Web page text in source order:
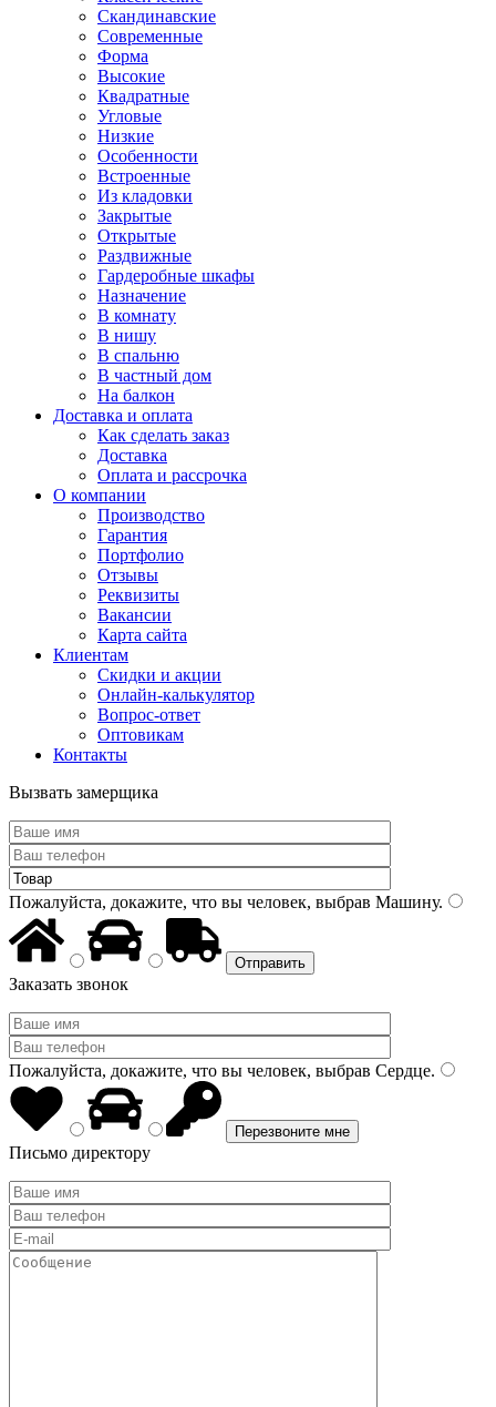
Скандинавские
Современные
Форма
Высокие
Квадратные
Угловые
Низкие
Особенности
Встроенные
Из кладовки
Закрытые
Открытые
Раздвижные
Гардеробные шкафы
Назначение
В комнату
В нишу
В спальню
В частный дом
На балкон
Доставка и оплата
Как сделать заказ
Доставка
Оплата и рассрочка
О компании
Производство
Гарантия
Портфолио
Отзывы
Реквизиты
Вакансии
Карта сайта
Клиентам
Скидки и акции
Онлайн-калькулятор
Вопрос-ответ
Оптовикам
Контакты
Вызвать замерщика
Пожалуйста, докажите, что вы человек, выбрав Машину.
Заказать звонок
Пожалуйста, докажите, что вы человек, выбрав Сердце.
Письмо директору